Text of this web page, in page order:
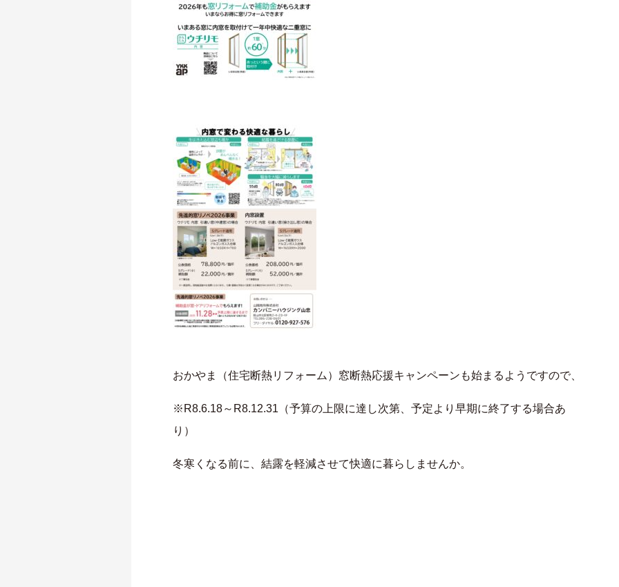
おかやま（住宅断熱リフォーム）窓断熱応援キャンペーンも始まるようですので、
※R8.6.18～R8.12.31（予算の上限に達し次第、予定より早期に終了する場合あ
り）
冬寒くなる前に、結露を軽減させて快適に暮らしませんか。